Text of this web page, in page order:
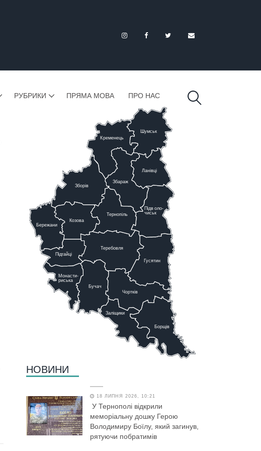
РУБРИКИ ПРЯМА МОВА ПРО НАС
Тернопіль
Теребовля
Бучач
Заліщики
Борщів
Чортків
Гусятин
Підволо-
чиськ
Ланівці
Збараж
Шумськ
Кременець
Козова
Бережани
Підгайці
Зборів
Монасти-
риська
НОВИНИ
18 ЛИПНЯ 2026, 10:21
У Тернополі відкрили
меморіальну дошку Герою
Володимиру Боїлу, який загинув,
рятуючи побратимів